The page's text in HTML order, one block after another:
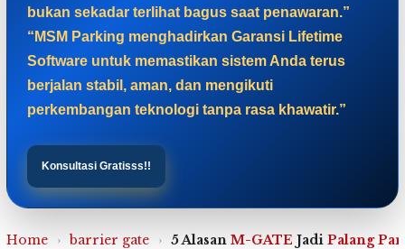
bukan sekadar terlihat bagus saat penawaran.”
“MSM Parking menghadirkan Garansi Lifetime
Software untuk memastikan sistem Anda terus
berjalan stabil, aman, dan mengikuti
perkembangan teknologi tanpa rasa khawatir.”
Konsultasi Gratisss!!
Home › barrier gate › 5 Alasan M-GATE Jadi Palang